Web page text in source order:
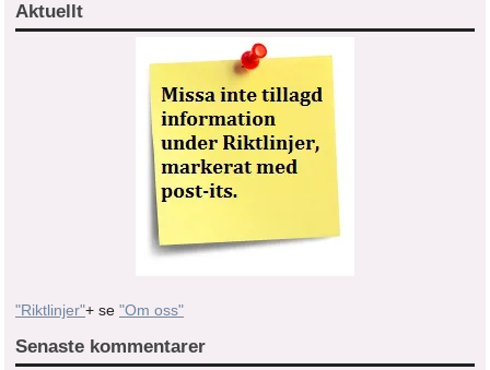
Aktuellt
"Riktlinjer"+ se "Om oss"
Senaste kommentarer